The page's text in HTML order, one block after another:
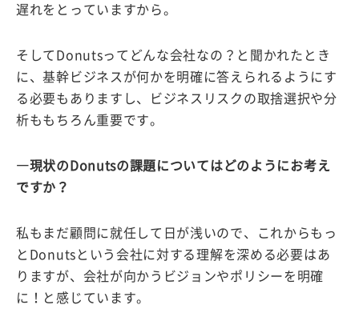
遅れをとっていますから。
そしてDonutsってどんな会社なの？と聞かれたとき
に、基幹ビジネスが何かを明確に答えられるようにす
る必要もありますし、ビジネスリスクの取捨選択や分
析ももちろん重要です。
―現状のDonutsの課題についてはどのようにお考え
ですか？
私もまだ顧問に就任して日が浅いので、これからもっ
とDonutsという会社に対する理解を深める必要はあ
りますが、会社が向かうビジョンやポリシーを明確
に！と感じています。